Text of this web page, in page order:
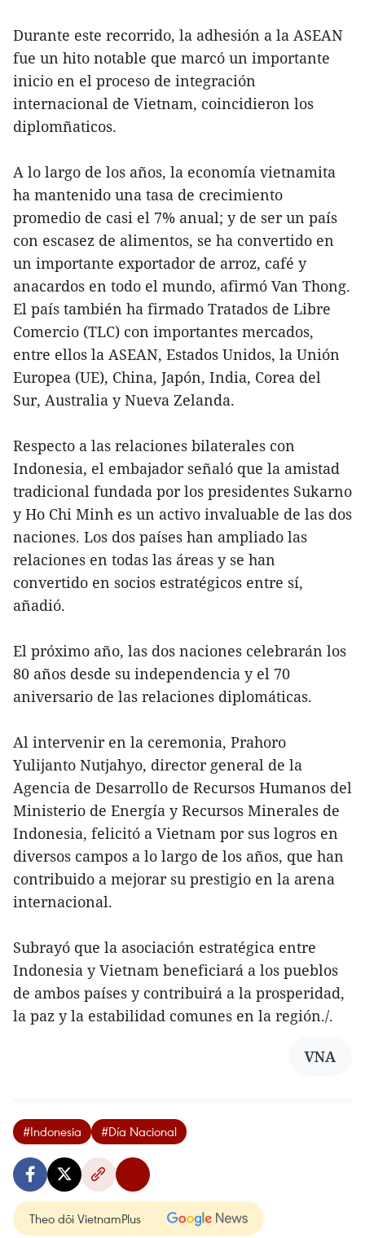
Durante este recorrido, la adhesión a la ASEAN
fue un hito notable que marcó un importante
inicio en el proceso de integración
internacional de Vietnam, coincidieron los
diplomñaticos.
A lo largo de los años, la economía vietnamita
ha mantenido una tasa de crecimiento
promedio de casi el 7% anual; y de ser un país
con escasez de alimentos, se ha convertido en
un importante exportador de arroz, café y
anacardos en todo el mundo, afirmó Van Thong.
El país también ha firmado Tratados de Libre
Comercio (TLC) con importantes mercados,
entre ellos la ASEAN, Estados Unidos, la Unión
Europea (UE), China, Japón, India, Corea del
Sur, Australia y Nueva Zelanda.
Respecto a las relaciones bilaterales con
Indonesia, el embajador señaló que la amistad
tradicional fundada por los presidentes Sukarno
y Ho Chi Minh es un activo invaluable de las dos
naciones. Los dos países han ampliado las
relaciones en todas las áreas y se han
convertido en socios estratégicos entre sí,
añadió.
El próximo año, las dos naciones celebrarán los
80 años desde su independencia y el 70
aniversario de las relaciones diplomáticas.
Al intervenir en la ceremonia, Prahoro
Yulijanto Nutjahyo, director general de la
Agencia de Desarrollo de Recursos Humanos del
Ministerio de Energía y Recursos Minerales de
Indonesia, felicitó a Vietnam por sus logros en
diversos campos a lo largo de los años, que han
contribuido a mejorar su prestigio en la arena
internacional.
Subrayó que la asociación estratégica entre
Indonesia y Vietnam beneficiará a los pueblos
de ambos países y contribuirá a la prosperidad,
la paz y la estabilidad comunes en la región./.
VNA
#Indonesia #Día Nacional
Theo dõi VietnamPlus